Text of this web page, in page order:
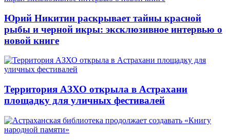
Юрий Никитин раскрывает тайны красной
рыбы и черной икры: эксклюзивное интервью о
новой книге
Территория АЗХО открыла в Астрахани
площадку для уличных фестивалей